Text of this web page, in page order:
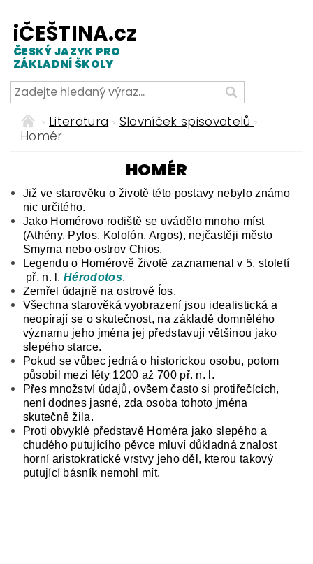
iČEŠTINA.cz
ČESKÝ JAZYK PRO
ZÁKLADNÍ ŠKOLY
Literatura
Slovníček spisovatelů
Homér
HOMÉR
Již ve starověku o životě této postavy nebylo známo
nic určitého.
Jako Homérovo rodiště se uvádělo mnoho míst
(Athény, Pylos, Kolofón, Argos), nejčastěji město
Smyrna nebo ostrov Chios.
Legendu o Homérově životě zaznamenal v 5. století
př. n. l.Hérodotos.
Zemřel údajně na ostrově Íos.
Všechna starověká vyobrazení jsou idealistická a
neopírají se o skutečnost, na základě domnělého
významu jeho jména jej představují většinou jako
slepého starce.
Pokud se vůbec jedná o historickou osobu, potom
působil mezi léty 1200 až 700 př. n. l.
Přes množství údajů, ovšem často si protiřečících,
není dodnes jasné, zda osoba tohoto jména
skutečně žila.
Proti obvyklé představě Homéra jako slepého a
chudého putujícího pěvce mluví důkladná znalost
horní aristokratické vrstvy jeho děl, kterou takový
putující básník nemohl mít.